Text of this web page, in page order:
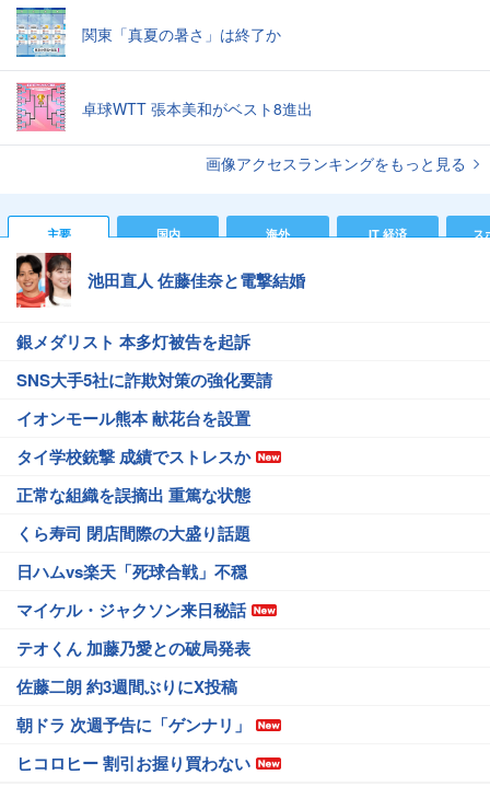
関東「真夏の暑さ」は終了か
卓球WTT 張本美和がベスト8進出
画像アクセスランキングをもっと見る
主要 国内 海外 IT 経済 ス
池田直人 佐藤佳奈と電撃結婚
銀メダリスト 本多灯被告を起訴
SNS大手5社に詐欺対策の強化要請
イオンモール熊本 献花台を設置
タイ学校銃撃 成績でストレスか
正常な組織を誤摘出 重篤な状態
くら寿司 閉店間際の大盛り話題
日ハムvs楽天「死球合戦」不穏
マイケル・ジャクソン来日秘話
テオくん 加藤乃愛との破局発表
佐藤二朗 約3週間ぶりにX投稿
朝ドラ 次週予告に「ゲンナリ」
ヒコロヒー 割引お握り買わない